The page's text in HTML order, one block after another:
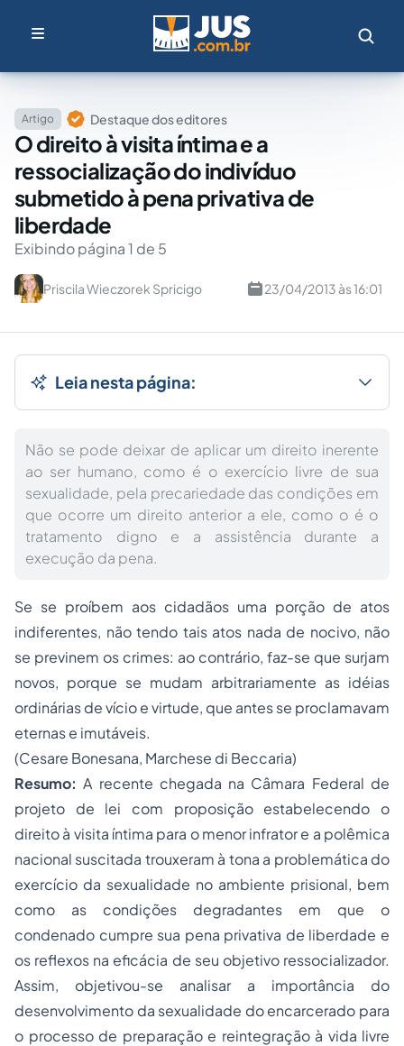
Artigo Destaque dos editores
O direito à visita íntima e a
ressocialização do indivíduo
submetido à pena privativa de
liberdade
Exibindo página 1 de 5
Priscila Wieczorek Spricigo 23/04/2013 às 16:01
Leia nesta página:
Não se pode deixar de aplicar um direito inerente
ao ser humano, como é o exercício livre de sua
sexualidade, pela precariedade das condições em
que ocorre um direito anterior a ele, como o é o
tratamento digno e a assistência durante a
execução da pena.
Se se proíbem aos cidadãos uma porção de atos
indiferentes, não tendo tais atos nada de nocivo, não
se previnem os crimes: ao contrário, faz-se que surjam
novos, porque se mudam arbitrariamente as idéias
ordinárias de vício e virtude, que antes se proclamavam
eternas e imutáveis.
(Cesare Bonesana, Marchese di Beccaria)
Resumo:A recente chegada na Câmara Federal de
projeto de lei com proposição estabelecendo o
direito à visita íntima para o menor infrator e a polêmica
nacional suscitada trouxeram à tona a problemática do
exercício da sexualidade no ambiente prisional, bem
como as condições degradantes em que o
condenado cumpre sua pena privativa de liberdade e
os reflexos na eficácia de seu objetivo ressocializador.
Assim, objetivou-se analisar a importância do
desenvolvimento da sexualidade do encarcerado para
o processode preparação e reintegração à vida livre